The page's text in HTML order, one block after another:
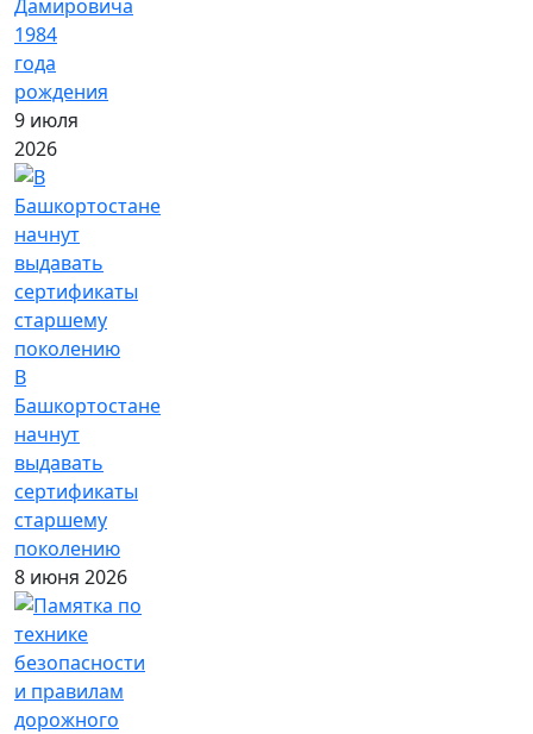
Дамировича
1984
года
рождения
9 июля
2026
В
Башкортостане
начнут
выдавать
сертификаты
старшему
поколению
8 июня 2026